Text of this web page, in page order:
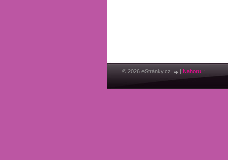
© 2026 eStránky.cz | Nahoru ↑